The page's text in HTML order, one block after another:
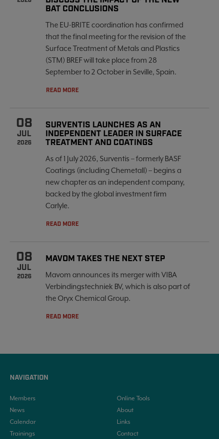
BAT CONCLUSIONS
The EU-BRITE coordination has confirmed
that the final meeting for the revision of the
Surface Treatment of Metals and Plastics
(STM) BREF will take place from 28
September to 2 October in Seville, Spain.
READ MORE
08
JUL
2026
SURVENTIS LAUNCHES AS AN
INDEPENDENT LEADER IN SURFACE
TREATMENT AND COATINGS
As of 1 July 2026, Surventis – formerly BASF
Coatings (including Chemetall) – begins a
new chapter as an independent company,
backed by the global investment firm
Carlyle.
READ MORE
08
JUL
2026
MAVOM TAKES THE NEXT STEP
Mavom announces its merger with VIBA
Verbindingstechniek BV, which is also part of
the Oryx Chemical Group.
READ MORE
NAVIGATION
Members
News
Calendar
Trainings
Online Tools
About
Links
Contact